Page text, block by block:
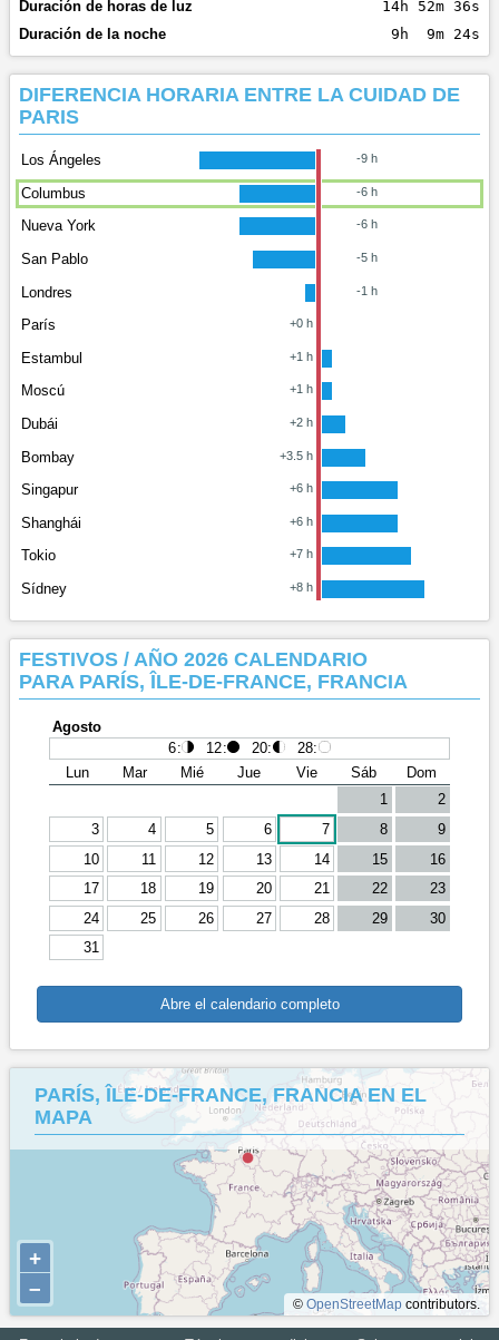
Duración de horas de luz
14h 52m 36s
Duración de la noche
9h 9m 24s
DIFERENCIA HORARIA ENTRE LA CUIDAD DE
PARIS
Los Ángeles -9 h
Columbus -6 h
Nueva York -6 h
San Pablo -5 h
Londres -1 h
París +0 h
Estambul +1 h
Moscú +1 h
Dubái +2 h
Bombay +3.5 h
Singapur +6 h
Shanghái +6 h
Tokio +7 h
Sídney +8 h
FESTIVOS / AÑO 2026 CALENDARIO
PARA PARÍS, ÎLE-DE-FRANCE, FRANCIA
Agosto
6: 12: 20: 28:
Lun
Mar Mié Jue Vie Sáb
Dom
1
2
3
4 5 6 7 8
9
10
11 12 13 14 15
16
17
18 19 20 21 22
23
24
25 26 27 28 29
30
31
Abre el calendario completo
PARÍS, ÎLE-DE-FRANCE, FRANCIA EN EL
MAPA
+
–
© OpenStreetMap contributors.